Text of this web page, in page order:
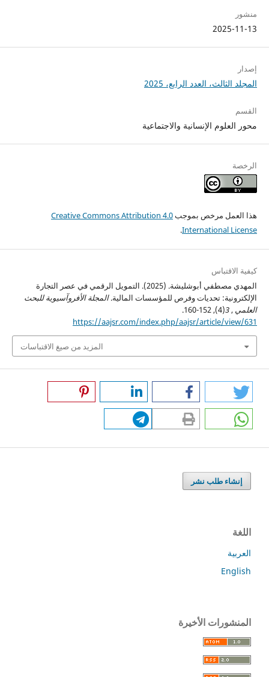
منشور
2025-11-13
إصدار
المجلد الثالث، العدد الرابع، 2025
القسم
محور العلوم الإنسانية والاجتماعية
الرخصة
هذا العمل مرخص بموجبCreative Commons Attribution 4.0
International License
.
كيفية الاقتباس
المهدي مصطفي أبوشليشة. (2025). التمويل الرقمي في عصر التجارة
الإلكترونية: تحديات وفرص للمؤسسات المالية.المجلة الأفروآسيوية للبحث
العلمي ,
3
(4), 152-160.
https://aajsr.com/index.php/aajsr/article/view/631
المزيد من صيغ الاقتباسات
إنشاء طلب نشر
اللغة
العربية
English
المنشورات الأخيرة